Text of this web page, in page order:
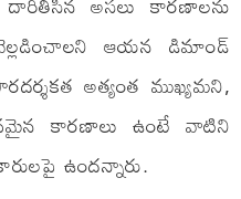
వెల్లడించాలని ఆయన డిమాండ్
అత్యంత ముఖ్యమని,
కారణాలు ఉంటే వాటిని
ఉందన్నారు.